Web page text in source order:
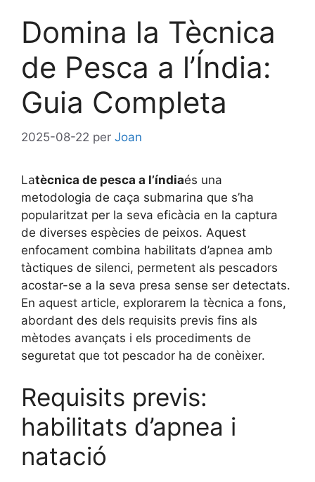
Domina la Tècnica
de Pesca a l’Índia:
Guia Completa
2025-08-22 per Joan
Latècnica de pesca a l’índiaés una
metodologia de caça submarina que s’ha
popularitzat per la seva eficàcia en la captura
de diverses espècies de peixos. Aquest
enfocament combina habilitats d’apnea amb
tàctiques de silenci, permetent als pescadors
acostar-se a la seva presa sense ser detectats.
En aquest article, explorarem la tècnica a fons,
abordant des dels requisits previs fins als
mètodes avançats i els procediments de
seguretat que tot pescador ha de conèixer.
Requisits previs:
habilitats d’apnea i
natació